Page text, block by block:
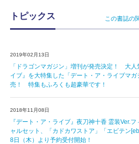
トピックス この書誌の
2019年02月13日
「ドラゴンマガジン」増刊が発売決定！ 大人
イブ』を大特集した「デート・ア・ライブマ
売！ 特集もふろくも超豪華です！
2018年11月08日
『デート・ア・ライブ』夜刀神十香 霊装Ver.
ャルセット、「カドカワストア」「エビテン
8日（木）より予約受付開始！